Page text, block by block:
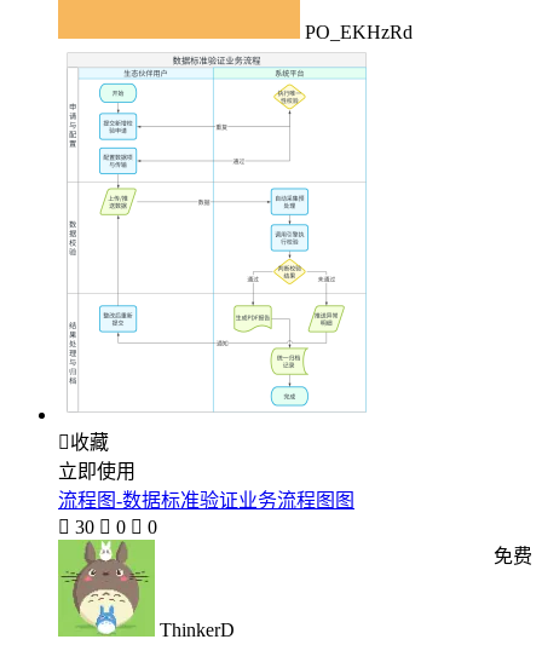
PO_EKHzRd
收藏
立即使用
流程图-数据标准验证业务流程图图
 30  0  0
ThinkerD
免费